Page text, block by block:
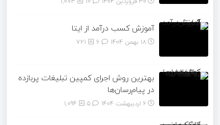
آموزش کسب درآمد از ایتا
18 بهمن 1404 721
بهترین روش اجرای کمپین تبلیغات پربازده
در پیام‌رسان‌ها
6 اردیبهشت 1404 1,094